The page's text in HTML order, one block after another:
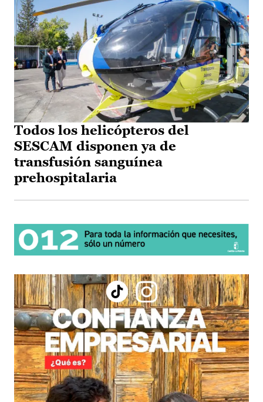
Todos los helicópteros del
SESCAM disponen ya de
transfusión sanguínea
prehospitalaria